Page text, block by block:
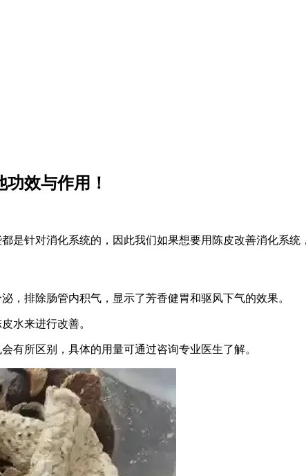
效与作用！
是针对消化系统的，因此我们如果想要用陈皮改善消化系
，排除肠管内积气，显示了芳香健胃和驱风下气的效果。
水来进行改善。
有所区别，具体的用量可通过咨询专业医生了解。